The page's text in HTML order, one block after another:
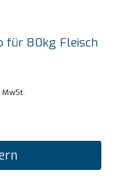
für 80kg Fleisch